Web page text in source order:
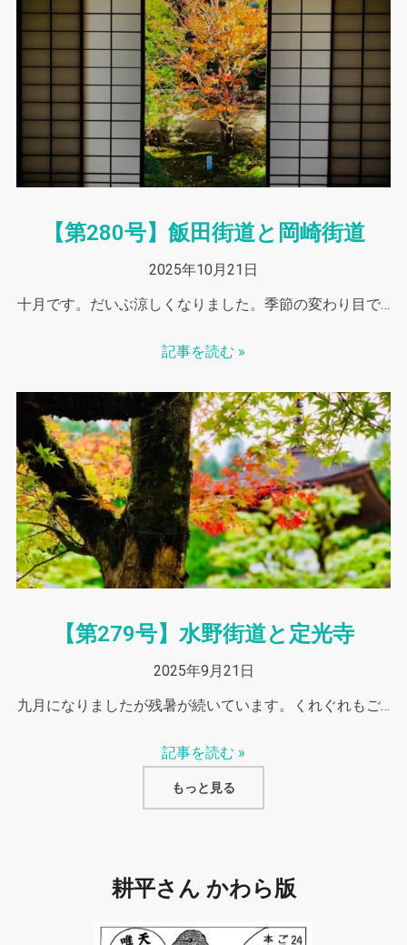
【第280号】飯田街道と岡崎街道
2025年10月21日
十月です。だいぶ涼しくなりました。季節の変わり目で…
記事を読む »
【第279号】水野街道と定光寺
2025年9月21日
九月になりましたが残暑が続いています。くれぐれもご…
記事を読む »
もっと見る
耕平さん かわら版